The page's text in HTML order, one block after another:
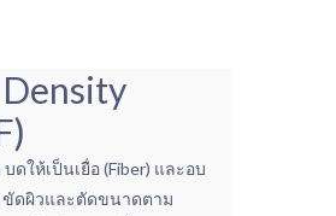
ให้เป็นเยื่อ (Fiber) และอบ
ขัดผิวและตัดขนาดตาม